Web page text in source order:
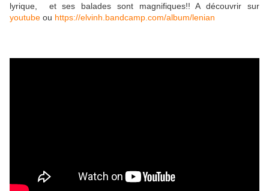
lyrique, et ses balades sont magnifiques!! A découvrir sur
youtube ou https://elvinh.bandcamp.com/album/lenian